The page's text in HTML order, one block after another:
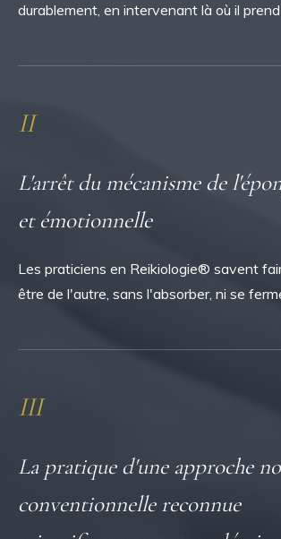
durablement, en intervenant là où il
II
L'arrêt du mécanisme de
et émotionnelle
Les praticiens en Reikiologie® savent
être de l'autre, sans l'absorber, ni se
III
La pratique d'une approche
conventionnelle reconnue